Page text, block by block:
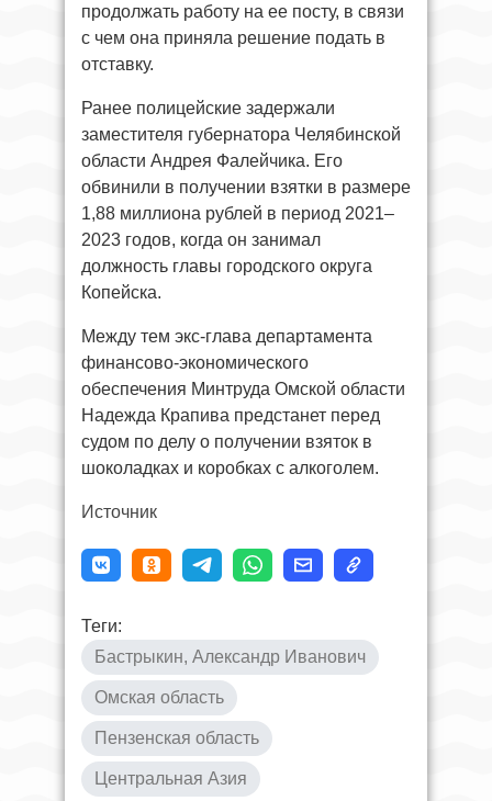
продолжать работу на ее посту, в связи
с чем она приняла решение подать в
отставку.
Ранее полицейские задержали
заместителя губернатора Челябинской
области Андрея Фалейчика. Его
обвинили в получении взятки в размере
1,88 миллиона рублей в период 2021–
2023 годов, когда он занимал
должность главы городского округа
Копейска.
Между тем экс-глава департамента
финансово-экономического
обеспечения Минтруда Омской области
Надежда Крапива предстанет перед
судом по делу о получении взяток в
шоколадках и коробках с алкоголем.
Источник
Теги:
Бастрыкин, Александр Иванович
Омская область
Пензенская область
Центральная Азия